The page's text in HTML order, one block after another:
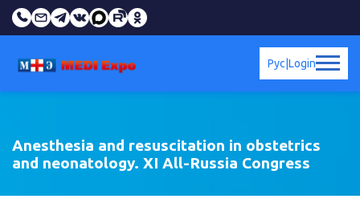
Login
Рус
Anesthesia and resuscitation in obstetrics
and neonatology. XI All-Russia Congress